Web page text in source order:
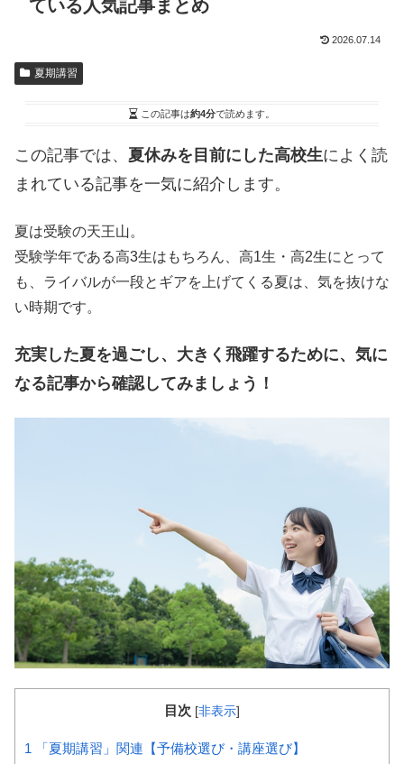
ている人気記事まとめ
2026.07.14
夏期講習
この記事は約4分で読めます。
この記事では、 夏休みを目前にした高校生によく読
まれている記事を一気に紹介します。
夏は受験の天王山。
受験学年である高3生はもちろん、高1生・高2生にとって
も、ライバルが一段とギアを上げてくる夏は、気を抜けな
い時期です。
充実した夏を過ごし、大きく飛躍するために、気に
なる記事から確認してみましょう！
目次 [非表示]
1 「夏期講習」関連【予備校選び・講座選び】